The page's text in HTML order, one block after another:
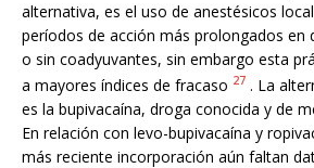
alternativa, es el uso de anestésicos
períodos de acción más prolongados en
o sin coadyuvantes, sin embargo esta
a mayores índices de fracaso 27 . La
es la bupivacaína, droga conocida y de
En relación con levo-bupivacaína y
más reciente incorporación aún faltan